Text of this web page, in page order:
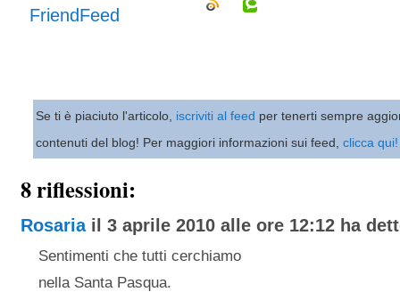
Se ti è piaciuto l'articolo, iscriviti al feed per tenerti sempre
contenuti del blog! Per maggiori informazioni sui feed, clicca qui!
8 riflessioni:
Rosariail 3 aprile 2010 alle ore 12:12 ha
Sentimenti che tutti cerchiamo
nella Santa Pasqua.